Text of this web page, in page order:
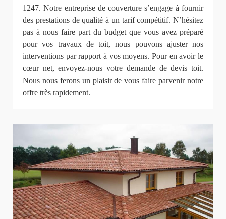
1247. Notre entreprise de couverture s’engage à fournir
des prestations de qualité à un tarif compétitif. N’hésitez
pas à nous faire part du budget que vous avez préparé
pour vos travaux de toit, nous pouvons ajuster nos
interventions par rapport à vos moyens. Pour en avoir le
cœur net, envoyez-nous votre demande de devis toit.
Nous nous ferons un plaisir de vous faire parvenir notre
offre très rapidement.